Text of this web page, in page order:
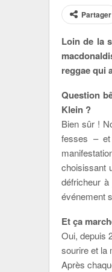
Partager
Loin de la
reggae qui
Question
Klein ?
Bien sûr !
fesses – et
choisissant
défricheur
événement
Et ça
Oui, depuis
sourire et la
Après